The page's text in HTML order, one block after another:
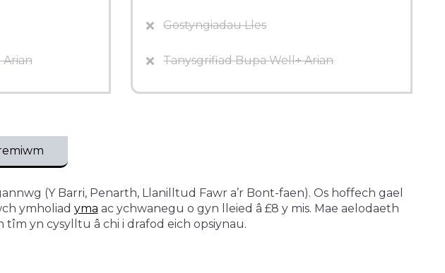
Arian
Gostyngiadau Lles
Tanysgrifiad Bupa Well+ Arian
(Y Barri, Penarth, Llanilltud Fawr a’r Bont-faen). Os hoffech gael
ymholiad yma ac ychwanegu o gyn lleied â £8 y mis. Mae aelodaeth
tîm yn cysylltu â chi i drafod eich opsiynau.